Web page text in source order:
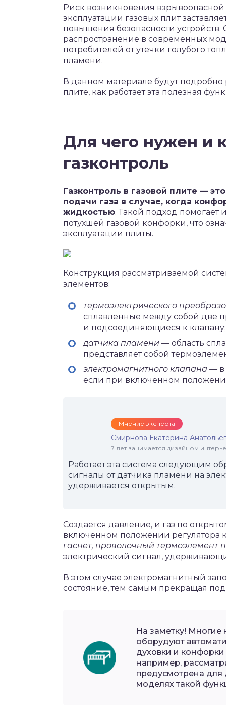
Риск возникновения
эксплуатации газовых плит
повышения безопасности устройств.
распространение в современных
потребителей от утечки голубого
пламени.
В данном материале будут подробно
плите, как работает эта полезная
Для чего нужен и
газконтроль
Газконтроль в газовой плите —
подачи газа в случае, когда
жидкостью. Такой подход помогает
потухшей газовой конфорки, что
эксплуатации плиты.
Конструкция рассматриваемой
элементов:
термоэлектрического
сплавленные между собой две
и подсоединяющиеся к клапану;
датчика пламени — область
представляет собой
электромагнитного клапана —
если при включенном
Мнение эксперта
Смирнова Екатерина
7 лет занимается дизайном
Работает эта система следующим
сигналы от датчика пламени на
удерживается открытым.
Создается давление, и газ по
включенном положении регулятора
гаснет, проволочный термоэлемент
электрический сигнал,
В этом случае электромагнитный
состояние, тем самым прекращая
На заметку! Многие
оборудуют
духовки и
например,
предусмотрена для
моделях такой